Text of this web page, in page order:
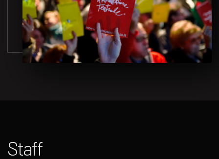
Staff